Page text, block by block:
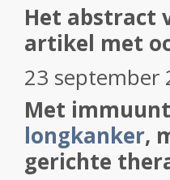
Het abstract
artikel met
23 september
Met
longkanker,
gerichte